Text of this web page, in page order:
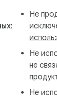
Не
Не
не
Не